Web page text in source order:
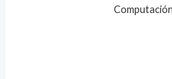
Computación